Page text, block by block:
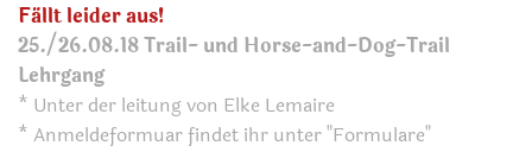
Fällt leider aus!
25./26.08.18 Trail- und Horse-and-Dog-Trail
Lehrgang
* Unter der leitung von Elke Lemaire
* Anmeldeformuar findet ihr unter "Formulare"